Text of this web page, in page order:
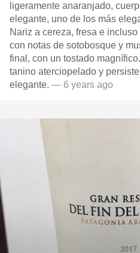
ligeramente anaranjado,
elegante, uno de los más
Nariz a cereza, fresa e
con notas de sotobosque y
final, con un tostado
tanino aterciopelado y
elegante. — 6 years ago